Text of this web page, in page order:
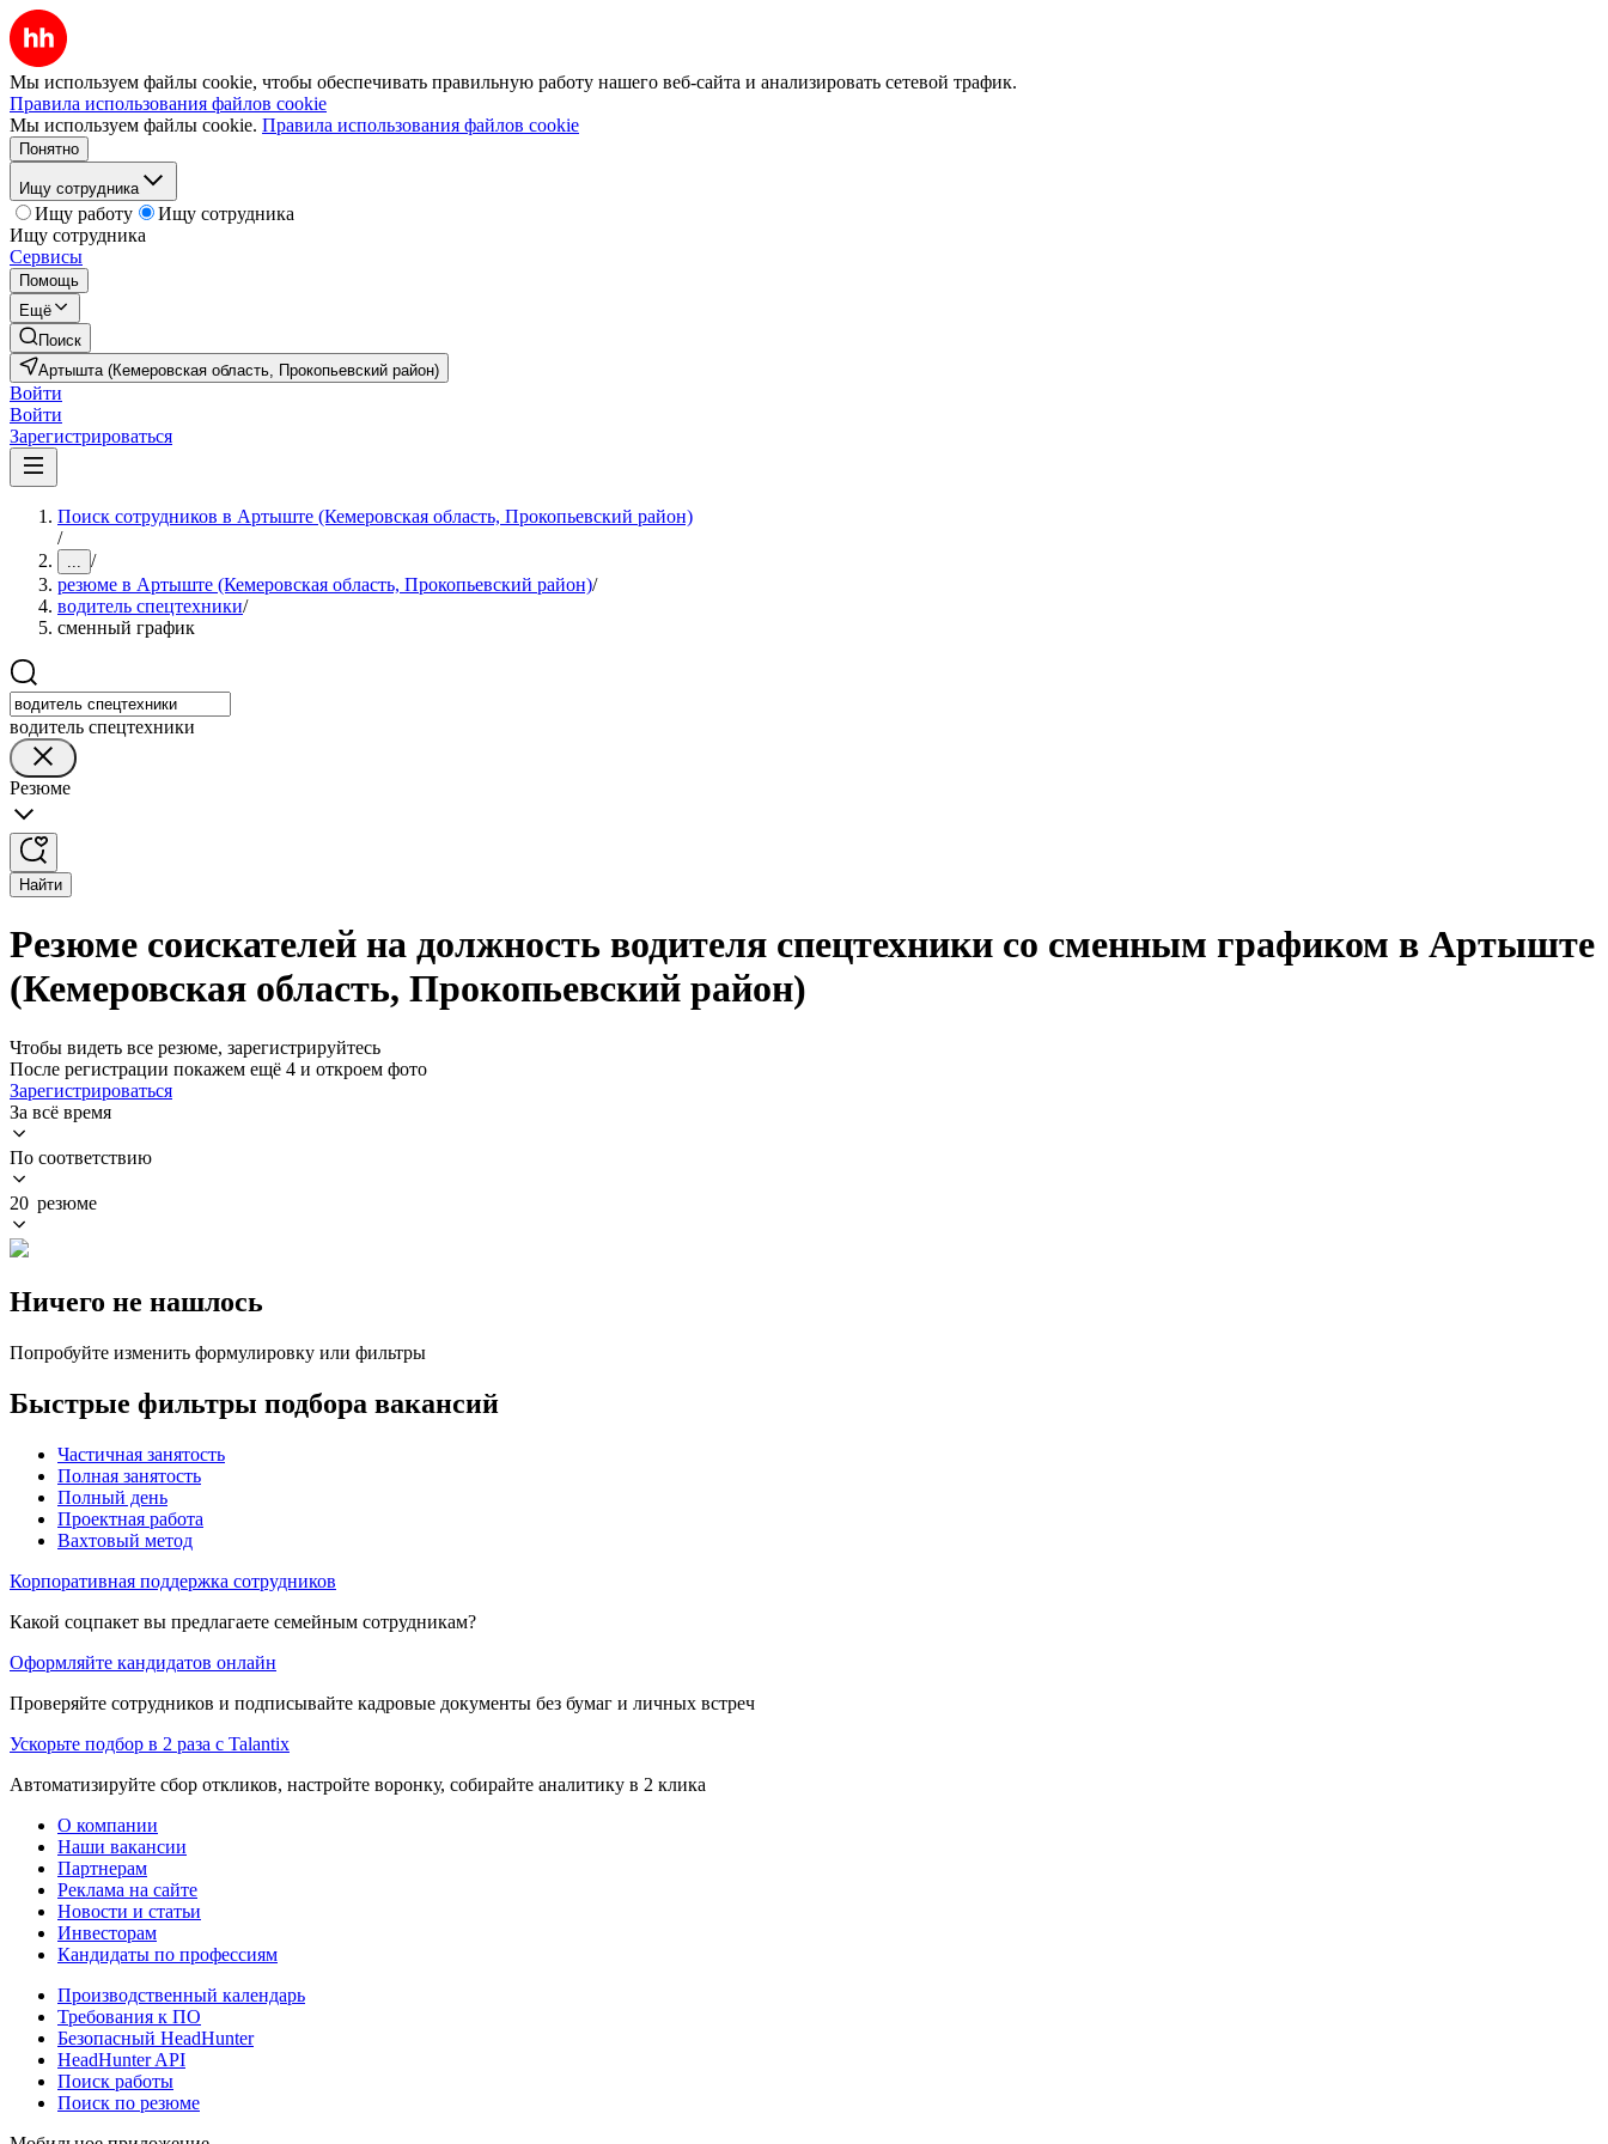
Мы используем файлы cookie, чтобы обеспечивать правильную работу нашего веб-сайта и анализировать сетевой трафик.
Правила использования файлов cookie
Мы используем файлы cookie. Правила использования файлов cookie
Понятно
Ищу сотрудника
Ищу работу
Ищу сотрудника
Ищу сотрудника
Сервисы
Помощь
Ещё
Поиск
Артышта (Кемеровская область, Прокопьевский район)
Войти
Войти
Зарегистрироваться
Поиск сотрудников в Артыште (Кемеровская область, Прокопьевский район)
/
... /
резюме в Артыште (Кемеровская область, Прокопьевский район)/
водитель спецтехники/
сменный график
водитель спецтехники
Резюме
Найти
Резюме соискателей на должность водителя спецтехники со сменным графиком в Артыште
(Кемеровская область, Прокопьевский район)
Чтобы видеть все резюме, зарегистрируйтесь
После регистрации покажем ещё 4 и откроем фото
Зарегистрироваться
За всё время
По соответствию
20 резюме
Ничего не нашлось
Попробуйте изменить формулировку или фильтры
Быстрые фильтры подбора вакансий
Частичная занятость
Полная занятость
Полный день
Проектная работа
Вахтовый метод
Корпоративная поддержка сотрудников
Какой соцпакет вы предлагаете семейным сотрудникам?
Оформляйте кандидатов онлайн
Проверяйте сотрудников и подписывайте кадровые документы без бумаг и личных встреч
Ускорьте подбор в 2 раза с Talantix
Автоматизируйте сбор откликов, настройте воронку, собирайте аналитику в 2 клика
О компании
Наши вакансии
Партнерам
Реклама на сайте
Новости и статьи
Инвесторам
Кандидаты по профессиям
Производственный календарь
Требования к ПО
Безопасный HeadHunter
HeadHunter API
Поиск работы
Поиск по резюме